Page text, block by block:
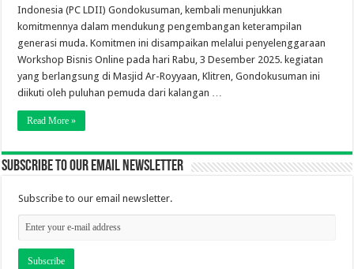
Indonesia (PC LDII) Gondokusuman, kembali menunjukkan
komitmennya dalam mendukung pengembangan keterampilan
generasi muda. Komitmen ini disampaikan melalui penyelenggaraan
Workshop Bisnis Online pada hari Rabu, 3 Desember 2025. kegiatan
yang berlangsung di Masjid Ar-Royyaan, Klitren, Gondokusuman ini
diikuti oleh puluhan pemuda dari kalangan …
Read More »
Subscribe to our email newsletter
Subscribe to our email newsletter.